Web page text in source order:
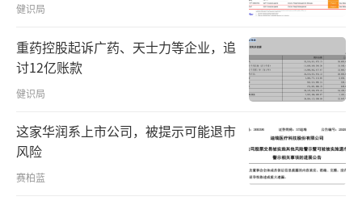
健识局
重药控股起诉广药、天士力等企业，追
讨12亿账款
健识局
这家华润系上市公司，被提示可能退市
风险
赛柏蓝